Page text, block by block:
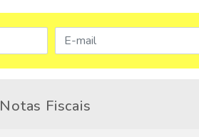
Notas Fiscais